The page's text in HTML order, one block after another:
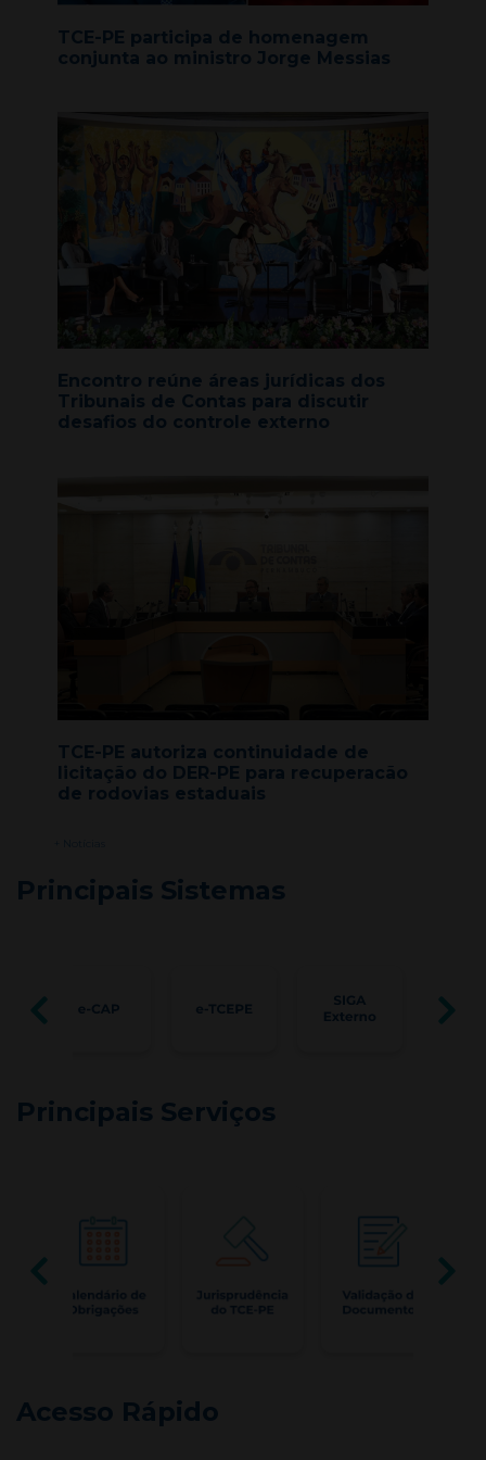
TCE-PE participa de homenagem
conjunta ao ministro Jorge Messias
Encontro reúne áreas jurídicas dos
Tribunais de Contas para discutir
desafios do controle externo
TCE-PE autoriza continuidade de
licitação do DER-PE para recuperacão
de rodovias estaduais
Principais Sistemas
Principais Serviços
Acesso Rápido